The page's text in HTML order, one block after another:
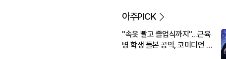
아주PICK
"속옷 빨고 졸업식까지"…근육
병 학생 돌본 공익, 코미디언 김